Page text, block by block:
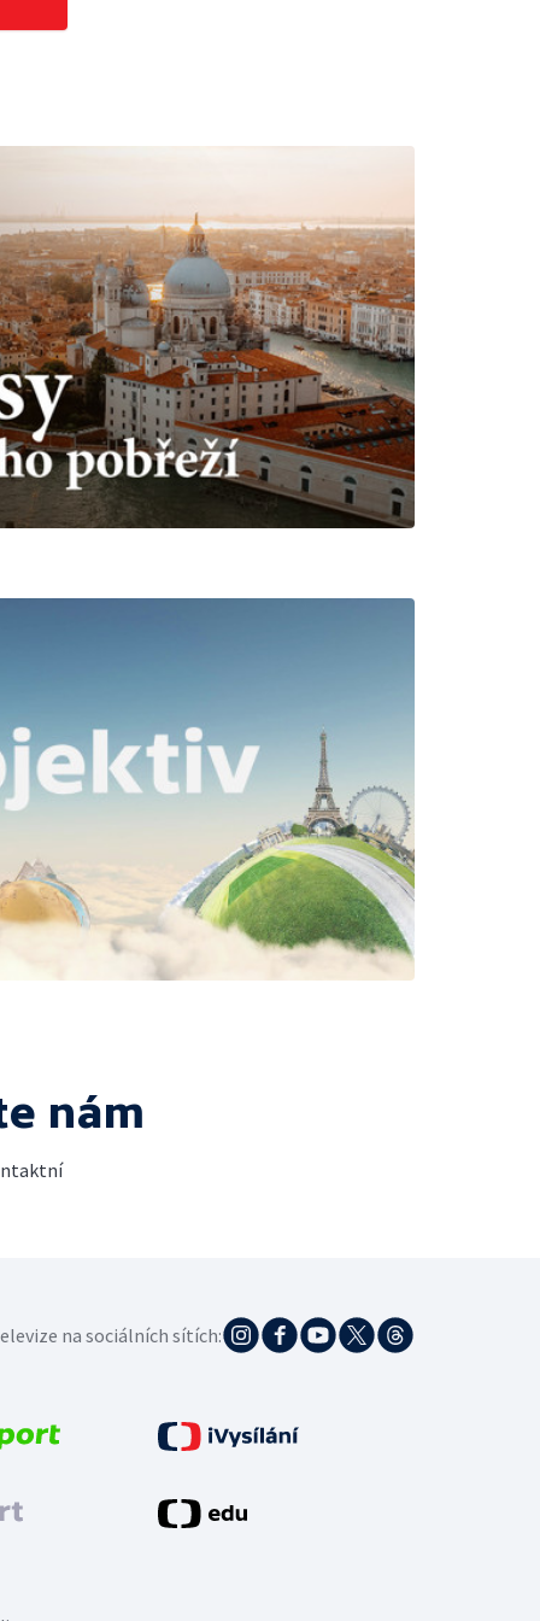
nám
na sociálních sítích: